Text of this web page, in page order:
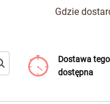
Gdzie
Dostawa
dostępna
Koszt
Wybierz datę